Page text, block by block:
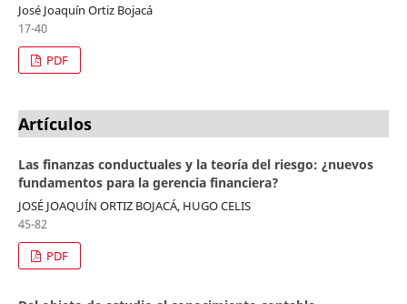
José Joaquín Ortiz Bojacá
17-40
PDF
Artículos
Las finanzas conductuales y la teoría del riesgo: ¿nuevos
fundamentos para la gerencia financiera?
JOSÉ JOAQUÍN ORTIZ BOJACÁ, HUGO CELIS
45-82
PDF